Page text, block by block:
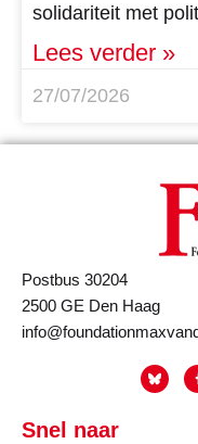
solidariteit met
Lees verder »
27/07/2026
Postbus 30204
2500 GE Den Haag
Snel naar